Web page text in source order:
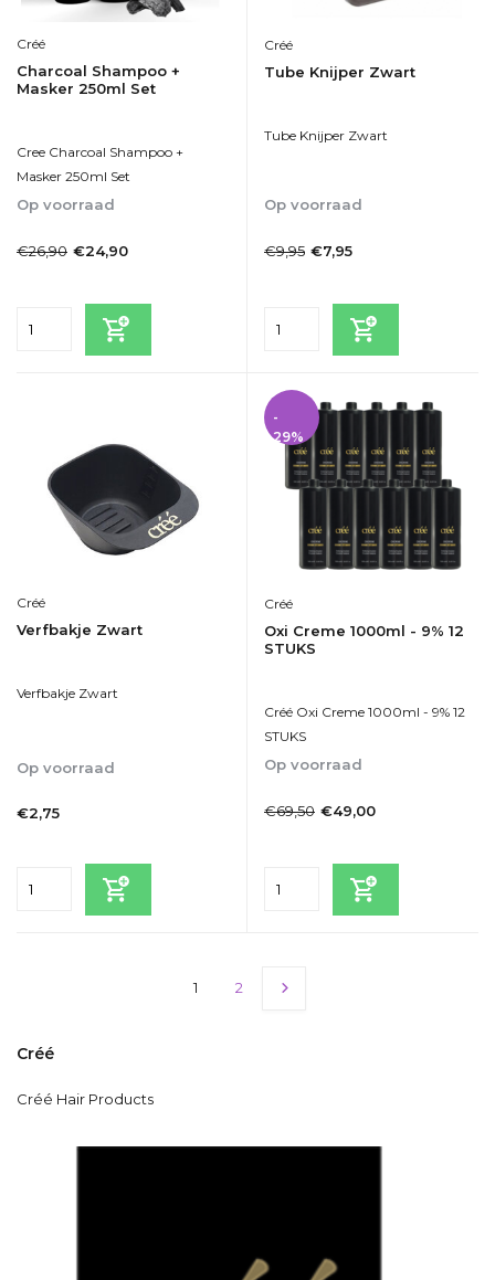
Créé
Charcoal Shampoo +
Masker 250ml Set
Cree Charcoal Shampoo +
Masker 250ml Set
Op voorraad
€26,90 €24,90
Créé
Tube Knijper Zwart
Tube Knijper Zwart
Op voorraad
€9,95 €7,95
Créé
Verfbakje Zwart
Verfbakje Zwart
Op voorraad
€2,75
-
29%
Créé
Oxi Creme 1000ml - 9% 12
STUKS
Créé Oxi Creme 1000ml - 9% 12
STUKS
Op voorraad
€69,50 €49,00
1 2
Créé
Créé Hair Products